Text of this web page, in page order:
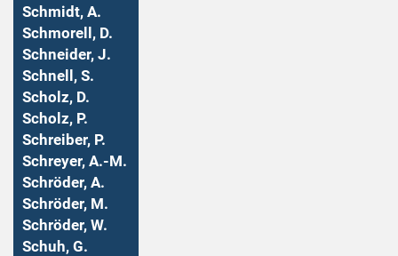
Schmidt, A.
Schmorell, D.
Schneider, J.
Schnell, S.
Scholz, D.
Scholz, P.
Schreiber, P.
Schreyer, A.-M.
Schröder, A.
Schröder, M.
Schröder, W.
Schuh, G.